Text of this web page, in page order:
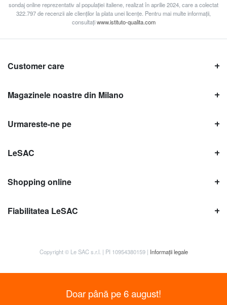
sondaj online reprezentativ al populației italiene, realizat în aprilie 2024, care a colectat
322.797 de recenzii ale clienților la plata unei licențe. Pentru mai multe informații,
consultațiwww.istituto-qualita.com
Customer care
Magazinele noastre din Milano
Urmareste-ne pe
LeSAC
Shopping online
Fiabilitatea LeSAC
Copyright © Le SAC s.r.l. | PI 10954380159 | Informații legale
Doar până pe 6 august!